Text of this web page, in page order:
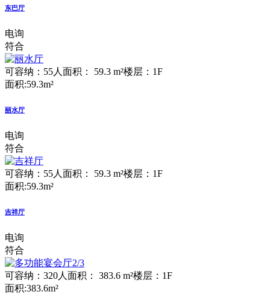
东巴厅
电询
符合
可容纳：55人面积： 59.3 m²楼层：1F
面积:59.3m²
丽水厅
电询
符合
可容纳：55人 面积： 59.3 m²楼层：1F
面积:59.3m²
吉祥厅
电询
符合
可容纳：320人 面积： 383.6 m²楼层：1F
面积:383.6m²